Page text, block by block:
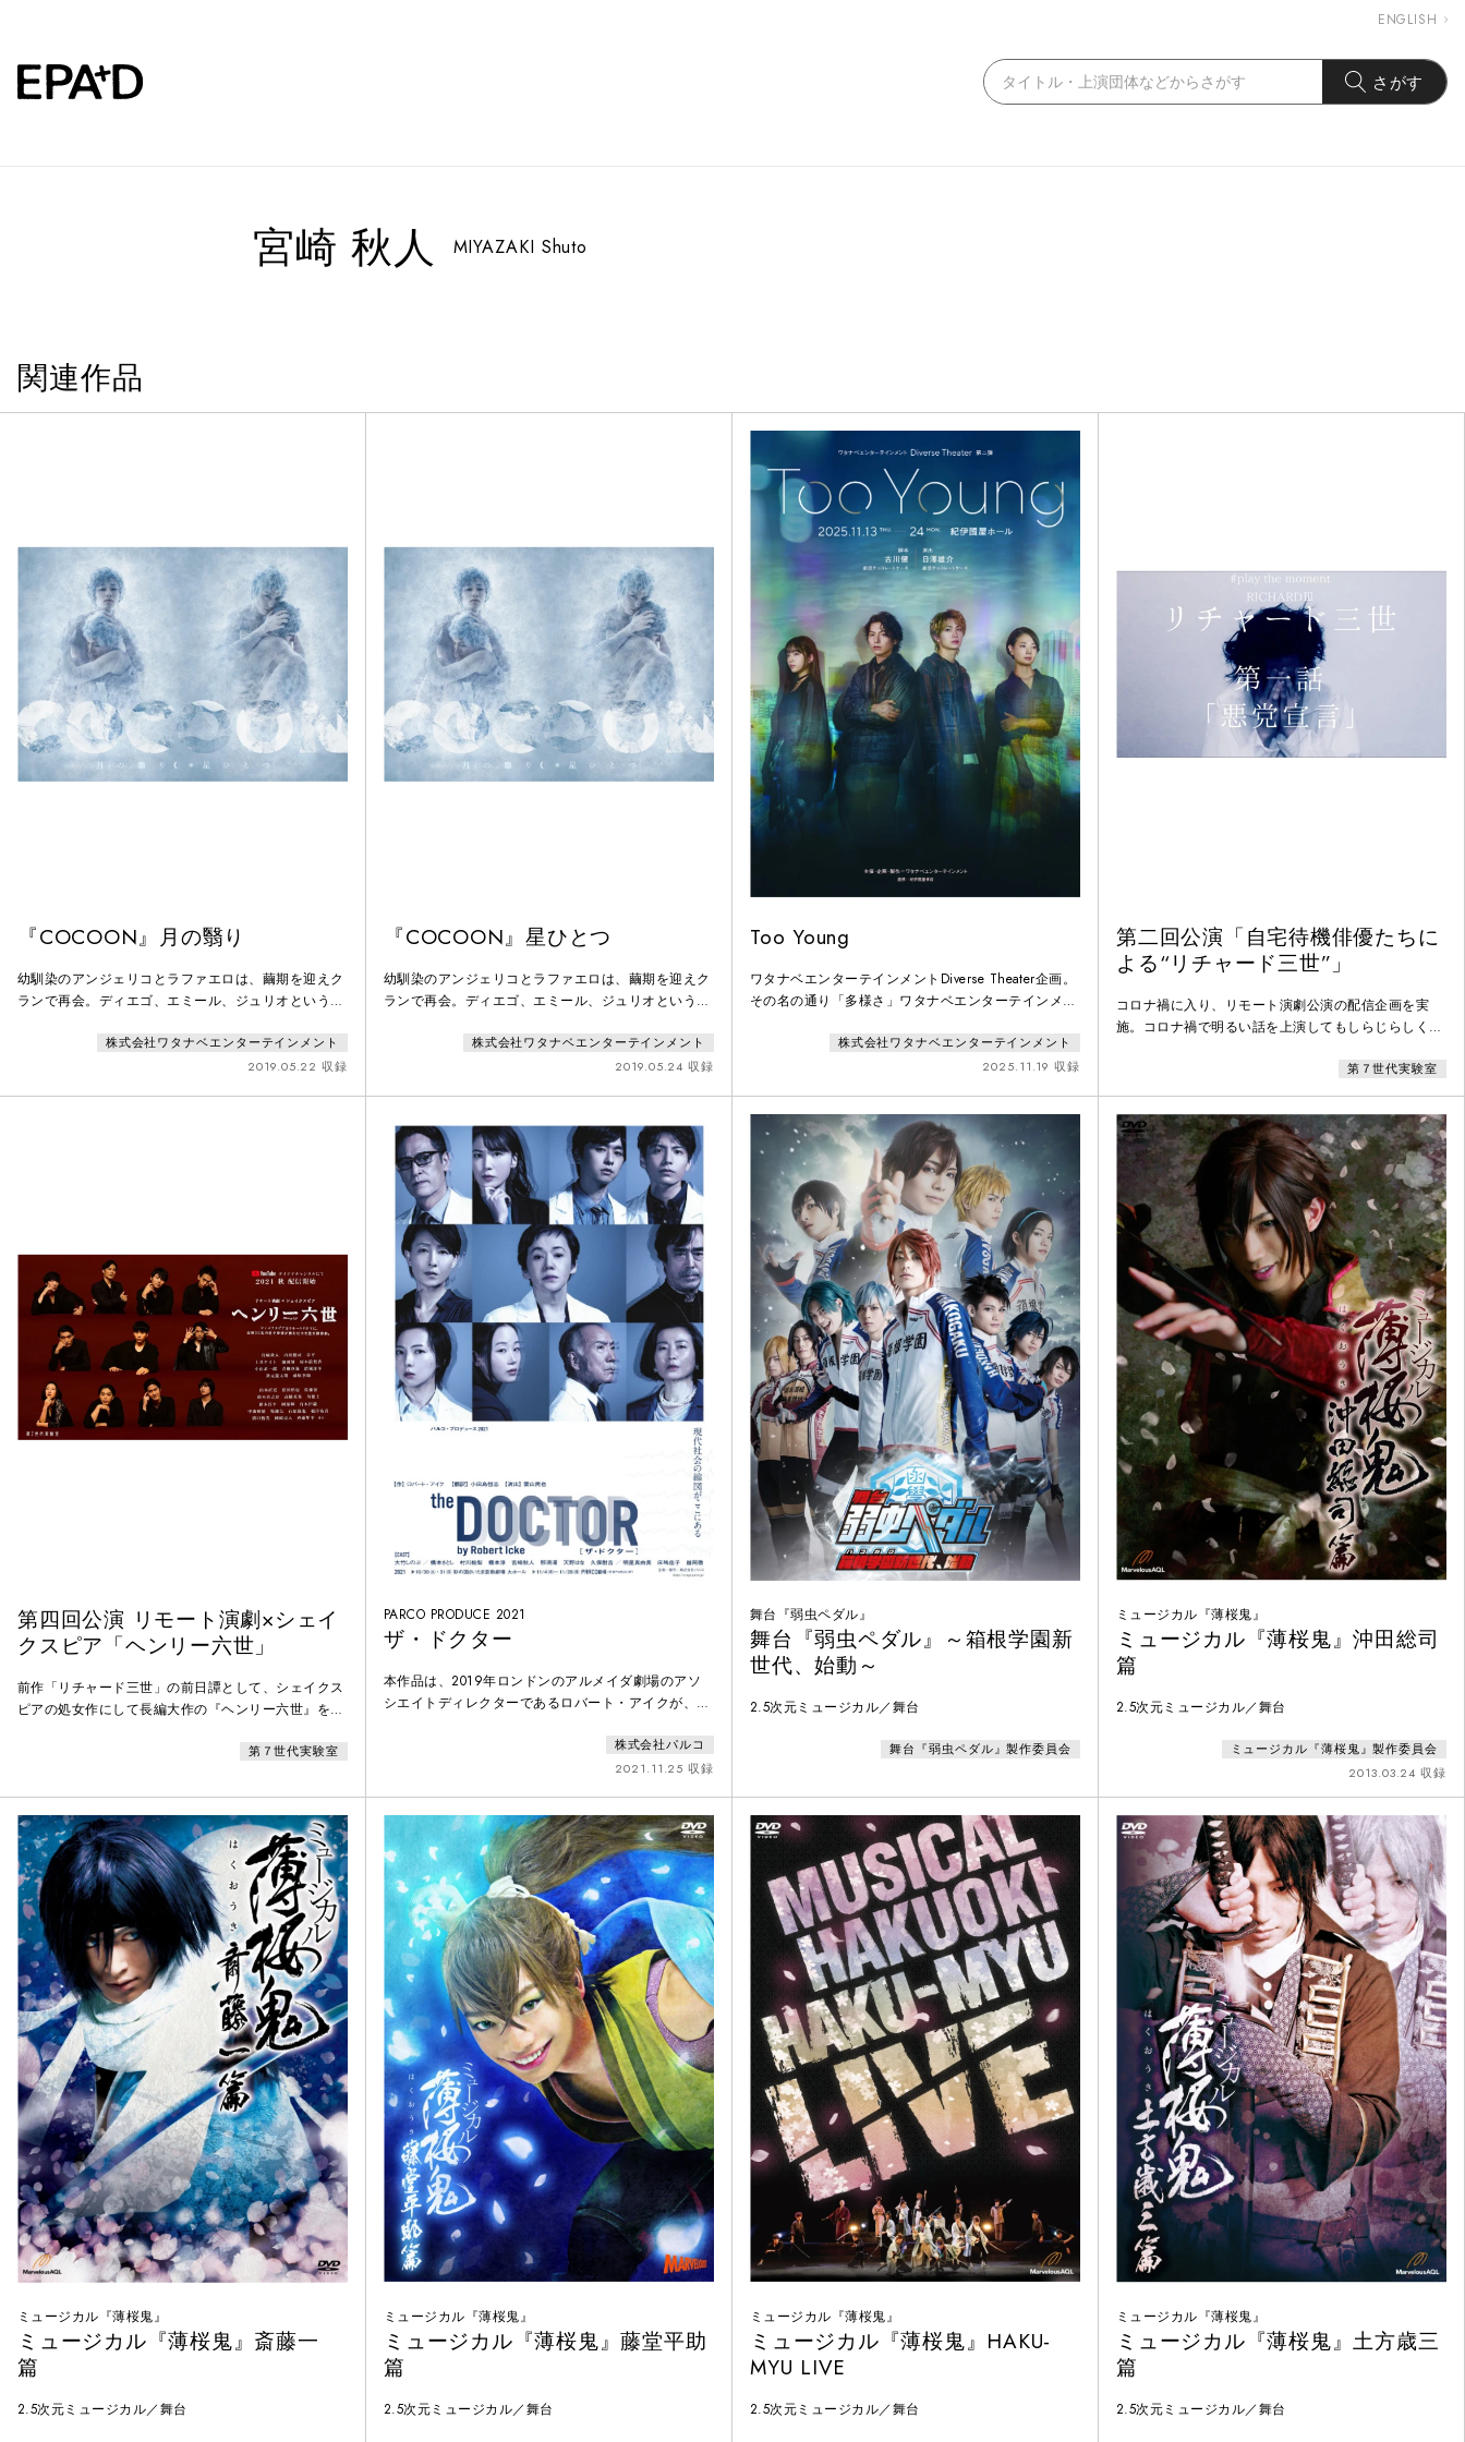
ENGLISH
さがす
宮崎 秋人 MIYAZAKI Shuto
関連作品
『COCOON』月の翳り
幼馴染のアンジェリコとラファエロは、繭期を迎えク
ランで再会。ディエゴ、エミール、ジュリオという上
をきっかけにその友情は脆くも崩れてしまう。少年た
ちの束の間の青春と決裂を描いた「月の翳り」編。そ
株式会社ワタナベエンターテインメント
2019.05.22 収録
『COCOON』星ひとつ
幼馴染のアンジェリコとラファエロは、繭期を迎えク
ランで再会。ディエゴ、エミール、ジュリオという上
をきっかけにその友情は脆くも崩れてしまう。少年た
ちの束の間の青春と決裂を描いた「月の翳り」編。そ
父子の想い、結末が描かれた「星ひとつ」編をダブル
上演。TRUM
株式会社ワタナベエンターテインメント
2019.05.24 収録
Too Young
ワタナベエンターテインメントDiverse Theater企画。
その名の通り「多様さ」ワタナベエンターテインメン
ーサーとのコラボレーションにより、演劇の可能性を
拡げるプロジェクトです。第⼆弾として、劇団チョコ
株式会社ワタナベエンターテインメント
2025.11.19 収録
第二回公演「自宅待機俳優たちに
よる“リチャード三世”」
コロナ禍に入り、リモート演劇公演の配信企画を実
施。コロナ禍で明るい話を上演してもしらじらしくな
戯曲は『リチャード三世』を選択。全11話で毎週公開
した。俳優それぞれの芝居が注目を浴びたほか、全員
が一度も会わずにリモートで撮影を行ったことや、シ
ェイクスピア戯曲のような古典を連続ドラマ化したこ
となど、発想の斬新さも話題となった。
第７世代実験室
第四回公演 リモート演劇×シェイ
クスピア「ヘンリー六世」
前作「リチャード三世」の前日譚として、シェイクス
ピアの処女作にして長編大作の『ヘンリー六世』を制
史劇に挑んだ。コロナ禍の今、届けたいシェイクスピ
られる”スタイルで実施することが最適と判断し、ク
ラウドファンディングを実施。無料配信を実現した。
第７世代実験室
PARCO PRODUCE 2021
ザ・ドクター
本作品は、2019年ロンドンのアルメイダ劇場のアソ
シエイトディレクターであるロバート・アイクが、
Bernhardi(ベルンハルディ教授)」を翻案、演出し、同
劇場で開幕するやいなや、連日SOLD OUT、ザ・ガー
価)で絶賛され、翌2020年、英国で最も権威あるロー
レンス・オリヴィエ賞
株式会社パルコ
2021.11.25 収録
舞台『弱虫ペダル』
舞台『弱虫ペダル』～箱根学園新
世代、始動～
2.5次元ミュージカル／舞台
舞台『弱虫ペダル』製作委員会
ミュージカル『薄桜鬼』
ミュージカル『薄桜鬼』沖田総司
篇
2.5次元ミュージカル／舞台
ミュージカル『薄桜鬼』製作委員会
2013.03.24 収録
ミュージカル『薄桜鬼』
ミュージカル『薄桜鬼』斎藤一
篇
2.5次元ミュージカル／舞台
ミュージカル『薄桜鬼』
ミュージカル『薄桜鬼』藤堂平助
篇
2.5次元ミュージカル／舞台
ミュージカル『薄桜鬼』
ミュージカル『薄桜鬼』HAKU-
MYU LIVE
2.5次元ミュージカル／舞台
ミュージカル『薄桜鬼』
ミュージカル『薄桜鬼』土方歳三
篇
2.5次元ミュージカル／舞台